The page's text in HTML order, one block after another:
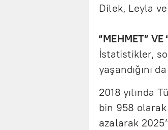
Dilek, Leyla
“MEHMET”
İstatistikler,
yaşandığını
2018 yılında
bin 958
azalarak